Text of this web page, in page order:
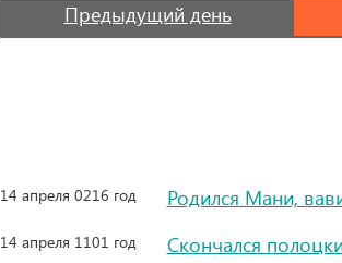
Предыдущий день
14 апреля 0216 год Родился Мани,
14 апреля 1101 год Скончался